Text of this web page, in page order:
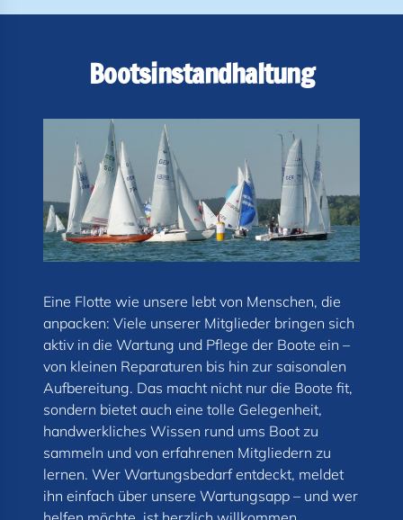
Bootsinstandhaltung
Eine Flotte wie unsere lebt von Menschen, die
anpacken: Viele unserer Mitglieder bringen sich
aktiv in die Wartung und Pflege der Boote ein –
von kleinen Reparaturen bis hin zur saisonalen
Aufbereitung. Das macht nicht nur die Boote fit,
sondern bietet auch eine tolle Gelegenheit,
handwerkliches Wissen rund ums Boot zu
sammeln und von erfahrenen Mitgliedern zu
lernen. Wer Wartungsbedarf entdeckt, meldet
ihn einfach über unsere Wartungsapp – und wer